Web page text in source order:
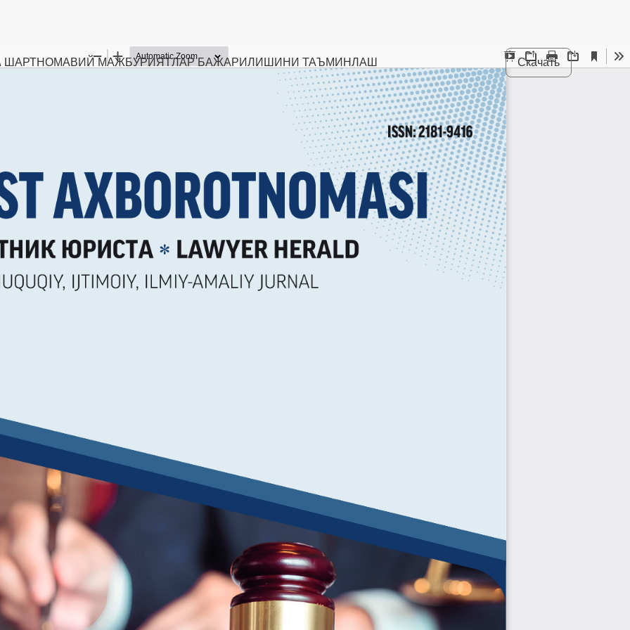
ШАРТНОМАВИЙ МАЖБУРИЯТЛАР БАЖАРИЛИШИНИ ТАЪМИНЛАШ Скачать